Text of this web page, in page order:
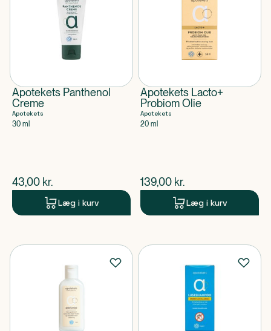
Apotekets Panthenol
Creme
Apotekets
30 ml
$nuværende pris
43,00 kr.
Læg i kurv
Apotekets Lacto+
Probiom Olie
Apotekets
20 ml
$nuværende pris
139,00 kr.
Læg i kurv